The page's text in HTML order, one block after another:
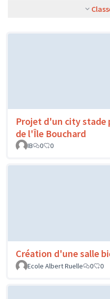
Projet d'un city stade
de l'Île Bouchard
IB
0 0
Création d'une salle
Ecole Albert Ruelle
0 0